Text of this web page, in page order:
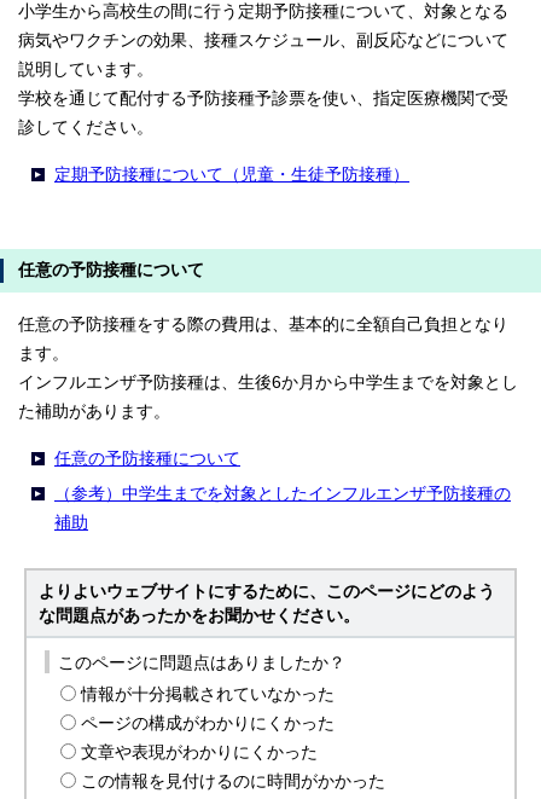
小学生から高校生の間に行う定期予防接種について、対象となる
病気やワクチンの効果、接種スケジュール、副反応などについて
説明しています。
学校を通じて配付する予防接種予診票を使い、指定医療機関で受
診してください。
定期予防接種について（児童・生徒予防接種）
任意の予防接種について
任意の予防接種をする際の費用は、基本的に全額自己負担となり
ます。
インフルエンザ予防接種は、生後6か月から中学生までを対象とし
た補助があります。
任意の予防接種について
（参考）中学生までを対象としたインフルエンザ予防接種の
補助
よりよいウェブサイトにするために、このページにどのよう
な問題点があったかをお聞かせください。
このページに問題点はありましたか？
情報が十分掲載されていなかった
ページの構成がわかりにくかった
文章や表現がわかりにくかった
この情報を見付けるのに時間がかかった